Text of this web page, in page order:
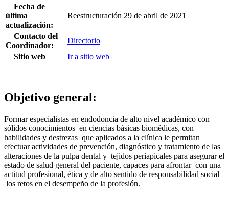
Fecha de
última
actualización:
Reestructuración 29 de abril de 2021
Contacto del
Coordinador:
Directorio
Sitio web
Ir a sitio web
Objetivo general:
Formar especialistas en endodoncia de alto nivel académico con
sólidos conocimientos en ciencias básicas biomédicas, con
habilidades y destrezas que aplicados a la clínica le permitan
efectuar actividades de prevención, diagnóstico y tratamiento de las
alteraciones de la pulpa dental y tejidos periapicales para asegurar el
estado de salud general del paciente, capaces para afrontar con una
actitud profesional, ética y de alto sentido de responsabilidad social
los retos en el desempeño de la profesión.